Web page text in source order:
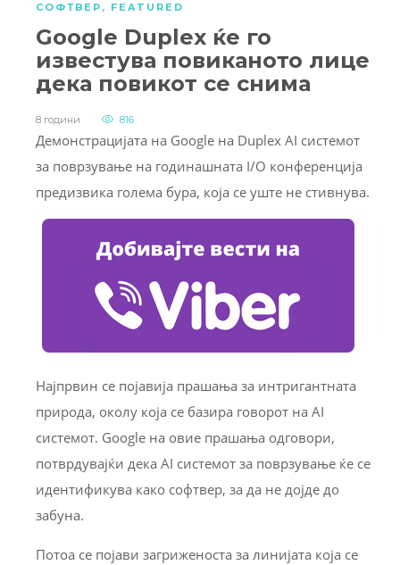
СОФТВЕР , FEATURED
Google Duplex ќе го
известува повиканото лице
дека повикот се снима
8 години 816
Демонстрацијата на Google на Duplex AI системот
за поврзување на годинашната I/O конференција
предизвика голема бура, која се уште не стивнува.
Најпрвин се појавија прашања за интригантната
природа, околу која се базира говорот на AI
системот. Google на овие прашања одговори,
потврдувајќи дека AI системот за поврзување ќе се
идентификува како софтвер, за да не дојде до
забуна.
Потоа се појави загриженоста за линијата која се